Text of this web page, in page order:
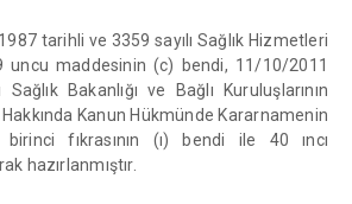
tarihli ve 3359 sayılı Sağlık Hizmetleri
uncu maddesinin (c) bendi, 11/10/2011
Bakanlığı ve Bağlı Kuruluşlarının
Kanun Hükmünde Kararnamenin
fıkrasının (ı) bendi ile 40 ıncı
hazırlanmıştır.